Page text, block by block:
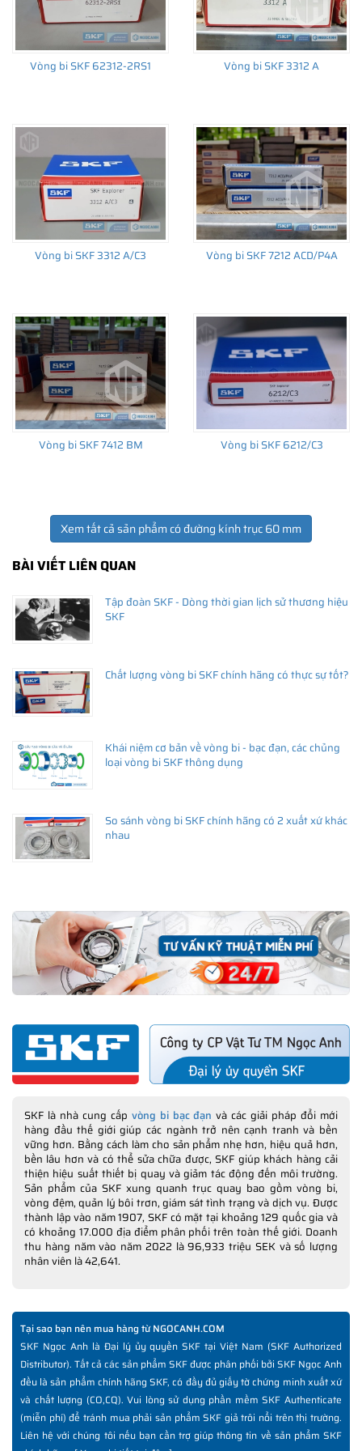
Vòng bi SKF chính hãng, Những lưu ý cơ bản trước khi mua hàng
Xuất xứ vòng bi SKF chính hãng ở đâu?
• Chất lượng vòng bi SKF chính hãng
Vòng bi SKF 62312-2RS1 Vòng bi SKF 3312 A
Vòng bi SKF 3312 A/C3 Vòng bi SKF 7212 ACD/P4A
Vòng bi SKF 7412 BM Vòng bi SKF 6212/C3
Xem tất cả sản phẩm có đường kính trục 60 mm
BÀI VIẾT LIÊN QUAN
Tập đoàn SKF - Dòng thời gian lịch sử thương hiệu
SKF
Chất lượng vòng bi SKF chính hãng có thực sự tốt?
Khái niệm cơ bản về vòng bi - bạc đạn, các chủng
loại vòng bi SKF thông dụng
So sánh vòng bi SKF chính hãng có 2 xuất xứ khác
nhau
SKF là nhà cung cấp vòng bi bạc đạn và các giải pháp đổi mới
hàng đầu thế giới giúp các ngành trở nên cạnh tranh và bền
vững hơn. Bằng cách làm cho sản phẩm nhẹ hơn, hiệu quả hơn,
bền lâu hơn và có thể sửa chữa được, SKF giúp khách hàng cải
thiện hiệu suất thiết bị quay và giảm tác động đến môi trường.
Sản phẩm của SKF xung quanh trục quay bao gồm vòng bi,
vòng đệm, quản lý bôi trơn, giám sát tình trạng và dịch vụ. Được
thành lập vào năm 1907, SKF có mặt tại khoảng 129 quốc gia và
có khoảng 17.000 địa điểm phân phối trên toàn thế giới. Doanh
thu hàng năm vào năm 2022 là 96,933 triệu SEK và số lượng
nhân viên là 42,641.
Tại sao bạn nên mua hàng từ NGOCANH.COM
SKF Ngọc Anh là Đại lý ủy quyền SKF tại Việt Nam (SKF Authorized
Distributor). Tất cả các sản phẩm SKF được phân phối bởi SKF Ngọc Anh
đều là sản phẩm chính hãng SKF, có đầy đủ giấy tờ chứng minh xuất xứ
và chất lượng (CO,CQ). Vui lòng sử dụng phần mềm SKF Authenticate
(miễn phí) để tránh mua phải sản phẩm SKF giả trôi nổi trên thị trường.
Liên hệ với chúng tôi nếu bạn cần trợ giúp thông tin về sản phẩm SKF